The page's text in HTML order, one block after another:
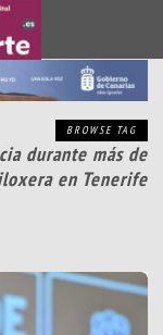
BROWSE TAG
durante más de
en Tenerife